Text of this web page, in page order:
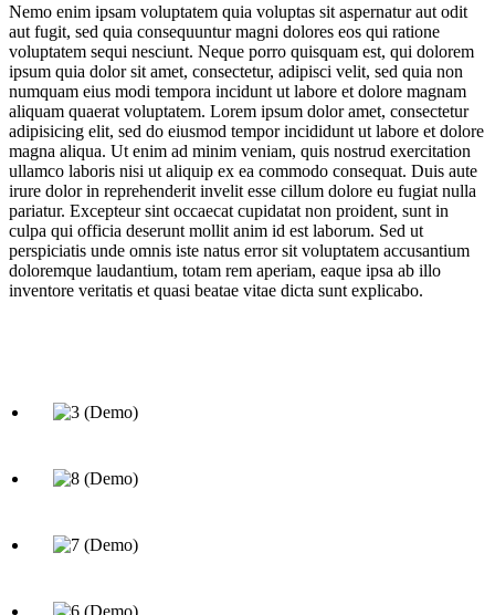
Nemo enim ipsam voluptatem quia voluptas sit aspernatur aut odit
aut fugit, sed quia consequuntur magni dolores eos qui ratione
voluptatem sequi nesciunt. Neque porro quisquam est, qui dolorem
ipsum quia dolor sit amet, consectetur, adipisci velit, sed quia non
numquam eius modi tempora incidunt ut labore et dolore magnam
aliquam quaerat voluptatem. Lorem ipsum dolor amet, consectetur
adipisicing elit, sed do eiusmod tempor incididunt ut labore et dolore
magna aliqua. Ut enim ad minim veniam, quis nostrud exercitation
ullamco laboris nisi ut aliquip ex ea commodo consequat. Duis aute
irure dolor in reprehenderit invelit esse cillum dolore eu fugiat nulla
pariatur. Excepteur sint occaecat cupidatat non proident, sunt in
culpa qui officia deserunt mollit anim id est laborum. Sed ut
perspiciatis unde omnis iste natus error sit voluptatem accusantium
doloremque laudantium, totam rem aperiam, eaque ipsa ab illo
inventore veritatis et quasi beatae vitae dicta sunt explicabo.